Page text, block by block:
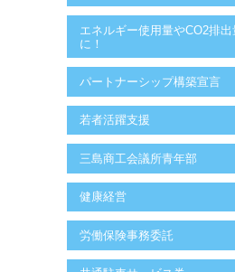
エネルギー使用量やCO2排
に！
パートナーシップ構築宣言
若者活躍支援
三島商工会議所青年部
健康経営
労働保険事務委託